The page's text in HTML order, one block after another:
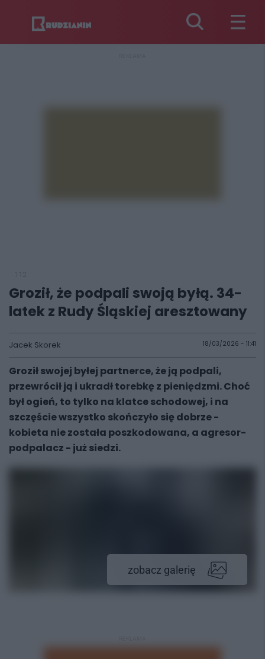
Groził, że podpali swoją byłą. 34-
latek z Rudy Śląskiej aresztowany
Jacek Skorek 18/03/2026 - 11:41
Groził swojej byłej partnerce, że ją podpali,
przewrócił ją i ukradł torebkę z pieniędzmi. Choć
był ogień, to tylko na klatce schodowej, i na
szczęście wszystko skończyło się dobrze -
kobieta nie została poszkodowana, a agresor-
podpalacz - już siedzi.
zobacz galerię